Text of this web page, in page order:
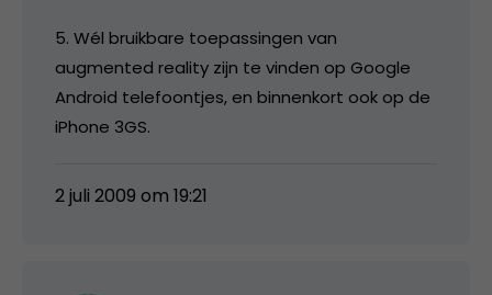
5. Wél bruikbare toepassingen van
augmented reality zijn te vinden op Google
Android telefoontjes, en binnenkort ook op de
iPhone 3GS.
2 juli 2009 om 19:21